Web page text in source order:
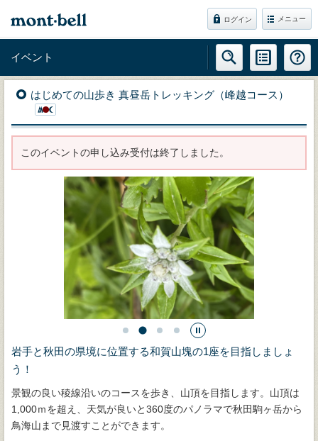
ログイン メニュー
イベント
はじめての山歩き 真昼岳トレッキング（峰越コース）
このイベントの申し込み受付は終了しました。
岩手と秋田の県境に位置する和賀山塊の1座を目指しましょ
う！
景観の良い稜線沿いのコースを歩き、山頂を目指します。山頂は
1,000ｍを超え、天気が良いと360度のパノラマで秋田駒ヶ岳から
鳥海山まで見渡すことができます。